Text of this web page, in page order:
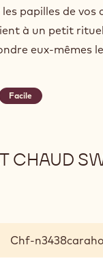
papilles de vos
à un petit
eux-mêmes
Facile
CHAUD
Chf-